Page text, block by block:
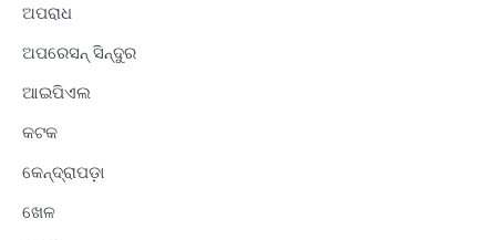
ଅପରାଧ
ଅପରେସନ୍ ସିନ୍ଦୁର
ଆଇପିଏଲ
କଟକ
କେନ୍ଦ୍ରାପଡ଼ା
ଖେଳ